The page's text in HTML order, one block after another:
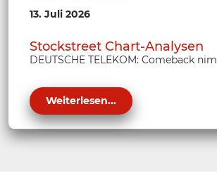
13. Juli 2026
Stockstreet Chart-Analysen
DEUTSCHE TELEKOM: Comeback
Weiterlesen...